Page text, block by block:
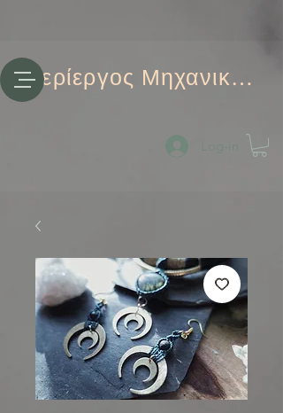
Περίεργος Μηχανικός
Log-in